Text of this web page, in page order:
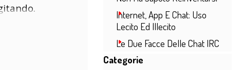
Internet, App E Chat: Uso
Lecito Ed Illecito
Le Due Facce Delle Chat IRC
Salta blocco Categorie
Categorie